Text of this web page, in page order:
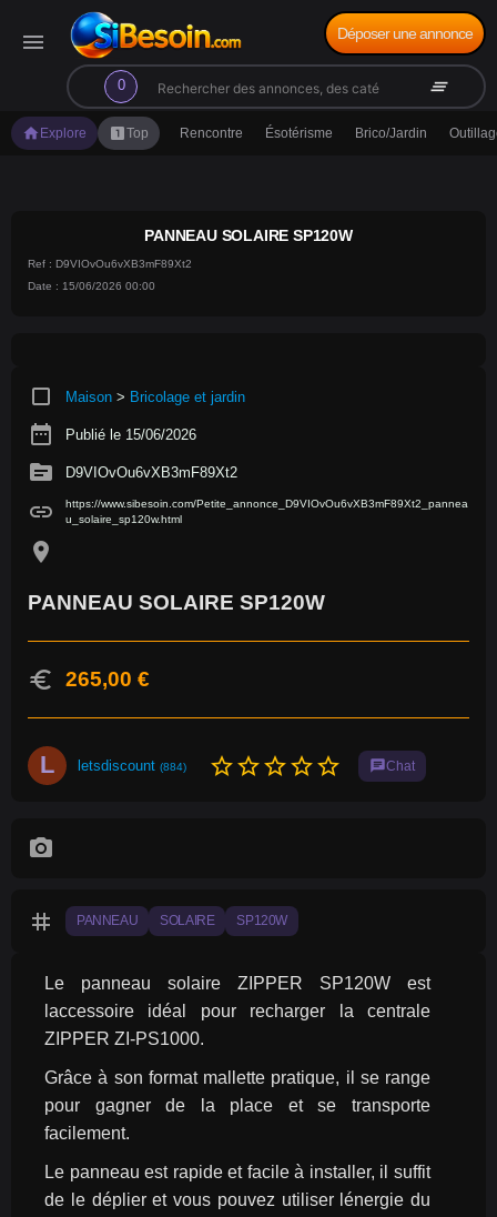
menu
0
search clear_all
Déposer une annonce
home Explore looks_oneTop Rencontre Ésotérisme Brico/Jardin
PANNEAU SOLAIRE SP120W
Ref : D9VIOvOu6vXB3mF89Xt2
Date : 15/06/2026 00:00
crop_square Maison > Bricolage et jardin
date_range Publié le 15/06/2026
source D9VIOvOu6vXB3mF89Xt2
link
https://www.sibesoin.com/Petite_annonce_D9VIOvOu6vXB3mF89Xt2_pannea
u_solaire_sp120w.html
location_on
PANNEAU SOLAIRE SP120W
euro 265,00 €
L letsdiscount (884) star_borderstar_borderstar_borderstar_borderstar_border chatChat
photo_camera
tag PANNEAU SOLAIRE SP120W
Le panneau solaire ZIPPER SP120W est
laccessoire idéal pour recharger la centrale
ZIPPER ZI-PS1000.
Grâce à son format mallette pratique, il se range
pour gagner de la place et se transporte
facilement.
Le panneau est rapide et facile à installer, il suffit
de le déplier et vous pouvez utiliser lénergie du